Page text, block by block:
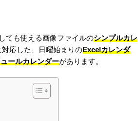
ても使える画像ファイルのシンプルカレ
応した、日曜始まりのExcelカレンダ
ールカレンダーがあります。